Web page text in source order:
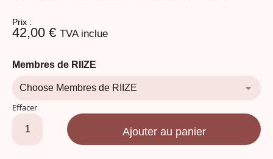
Prix :
42,00 € TVA inclue
Membres de RIIZE
Effacer
Ajouter au panier